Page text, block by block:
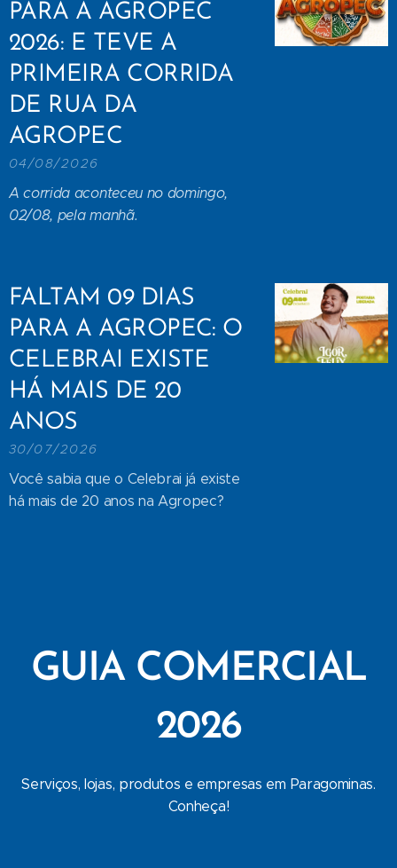
PARA A AGROPEC
2026: E TEVE A
PRIMEIRA CORRIDA
DE RUA DA
AGROPEC
04/08/2026
A corrida aconteceu no domingo,
02/08, pela manhã.
FALTAM 09 DIAS
PARA A AGROPEC: O
CELEBRAI EXISTE
HÁ MAIS DE 20
ANOS
30/07/2026
Você sabia que o Celebrai já existe
há mais de 20 anos na Agropec?
GUIA COMERCIAL
2026
Serviços, lojas, produtos e empresas em Paragominas.
Conheça!